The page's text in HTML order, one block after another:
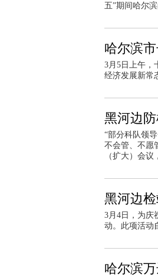
五”期间哈尔滨
哈尔滨
3月5日上午，
经济发展新常
黑河边
“部分科队领
不会管、不愿
（扩大）会
黑河边
3月4日，为庆
动。此项活动
哈尔滨